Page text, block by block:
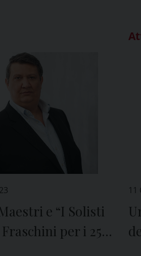
e “I Solisti
Fraschini per i 250
11